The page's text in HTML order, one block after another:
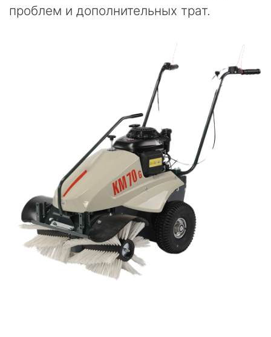
проблем и дополнительных трат.